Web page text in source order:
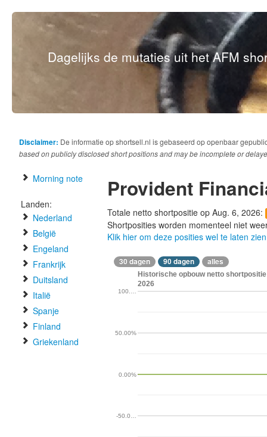
Dagelijks de mutaties uit het AFM
Disclaimer: De informatie op shortsell.nl is gebaseerd op openbaar
based on publicly disclosed short positions and may be incomplete or
Morning note
Landen:
Nederland
België
Engeland
Frankrijk
Duitsland
Italië
Spanje
Finland
Griekenland
Provident
Totale netto shortpositie op Aug. 6, 2026:
Shortposities worden momenteel niet
Klik hier om deze posities wel te laten zien
30 dagen 90 dagen alles
Historische opbouw netto
2026
-50.0…
0.00%
50.00%
100.…